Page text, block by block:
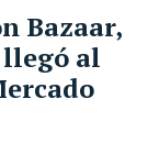
Bazaar,
al